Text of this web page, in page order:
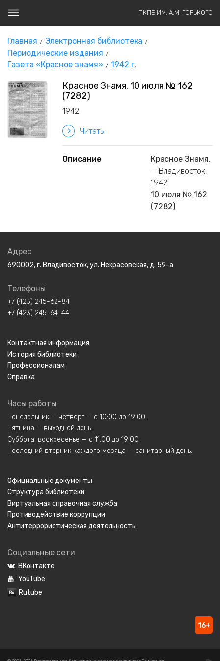
ПКПБ ИМ. А.М. ГОРЬКОГО
Главная
Электронная библиотека
Периодические издания
Газета «Красное знамя»
1942 г.
Красное Знамя. 10 июля № 162
(7282)
1942
Читать
Описание Красное Знамя.
— Владивосток,
1942
10 июля № 162
(7282)
Адрес
690002, г. Владивосток, ул. Некрасовская, д. 59-а
Телефоны
+7 (423) 245-62-84
+7 (423) 245-64-44
Контактная информация
История библиотеки
Профессионалам
Справка
Часы работы
Понедельник — четверг — с 10:00 до 19:00.
Пятница — выходной день.
Суббота, воскресенье — с 11:00 до 19:00.
Последний вторник каждого месяца — санитарный день.
Официальные документы
Структура библиотеки
Виртуальная справочная служба
Противодействие коррупции
Антитеррористическая деятельность
Социальные сети
ВКонтакте
YouTube
Rutube
16+